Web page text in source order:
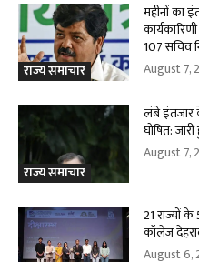
राज्य समाचार
महीनों का
107 सचिव
August 7,
राज्य समाचार
लंबे इंतजार
घोषित:
August 7,
21 राज्यों
कॉलेज
August 6,